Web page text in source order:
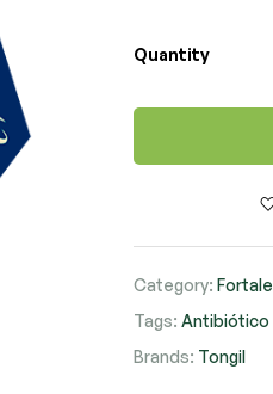
Quantity
Category:
Tags:Antibiótico
Brands: Tongil